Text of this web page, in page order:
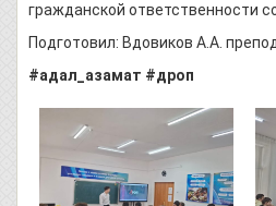
гражданской ответственности
Подготовил: Вдовиков А.А.
#адал_азамат #дроп